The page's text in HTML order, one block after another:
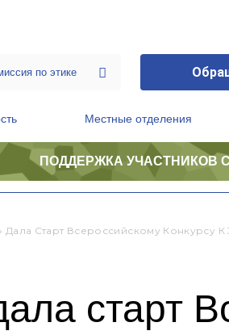
Местные отделения
ПОДДЕРЖКА УЧАСТНИКОВ
Дала Старт Всероссийскому Конкурсу
старт